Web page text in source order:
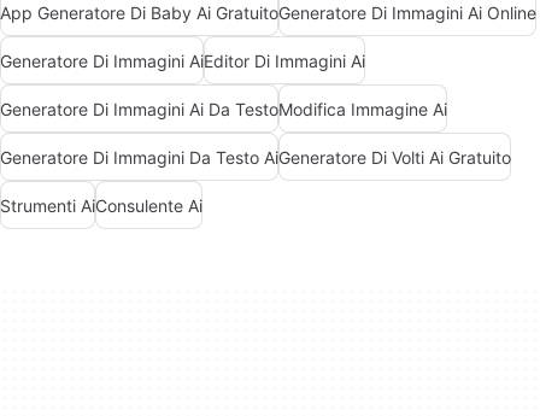
App Generatore Di Baby Ai GratuitoGeneratore Di Immagini Ai Online
Generatore Di Immagini AiEditor Di Immagini Ai
Generatore Di Immagini Ai Da TestoModifica Immagine Ai
Generatore Di Immagini Da Testo AiGeneratore Di Volti Ai Gratuito
Strumenti AiConsulente Ai